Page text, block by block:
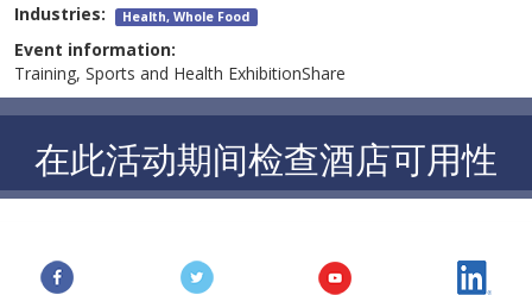
Industries: Health, Whole Food
Event information:
Training, Sports and Health ExhibitionShare
在此活动期间检查酒店可用性